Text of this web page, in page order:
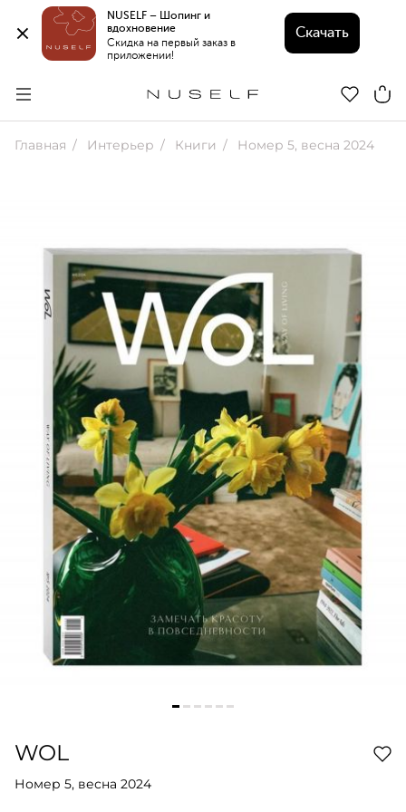
NUSELF – Шопинг и
вдохновение
Скидка на первый заказ в
приложении!
Скачать
Главная Интерьер Книги Номер 5, весна 2024
WOL
Номер 5, весна 2024